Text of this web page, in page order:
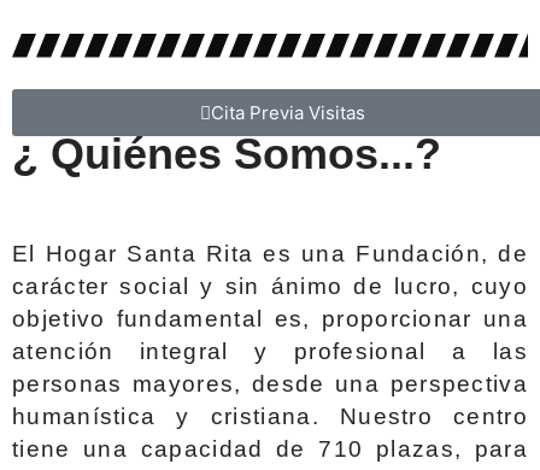
Cita Previa Visitas
¿ Quiénes Somos...?
El Hogar Santa Rita es una Fundación, de
carácter social y sin ánimo de lucro, cuyo
objetivo fundamental es, proporcionar una
atención integral y profesional a las
personas mayores, desde una perspectiva
humanística y cristiana. Nuestro centro
tiene una capacidad de 710 plazas, para